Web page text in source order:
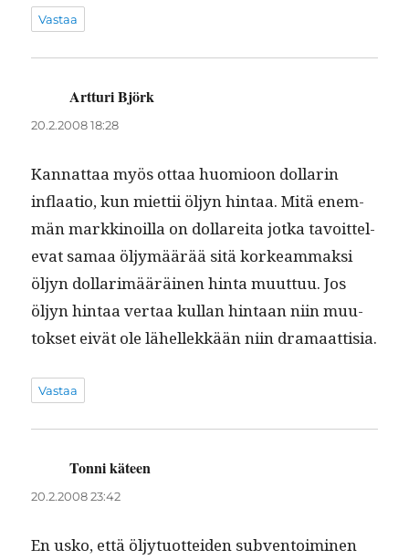
Vastaa
Artturi Björk
20.2.2008 18:28
Kan­nat­taa myös ottaa huomioon dol­lar­in
inflaa­tio, kun miet­tii öljyn hin­taa. Mitä enem­
män markki­noil­la on dol­lare­i­ta jot­ka tavoit­tel­
e­vat samaa öljymäärää sitä korkeam­mak­si
öljyn dol­larimääräi­nen hin­ta muut­tuu. Jos
öljyn hin­taa ver­taa kul­lan hin­taan niin muu­
tok­set eivät ole lähellekkään niin dramaattisia.
Vastaa
Tonni käteen
20.2.2008 23:42
En usko, että öljy­tuot­tei­den sub­ven­toimi­nen